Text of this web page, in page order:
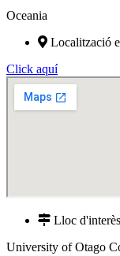
Oceania
Localització
Click aquí
Lloc d'interès
University of Otago